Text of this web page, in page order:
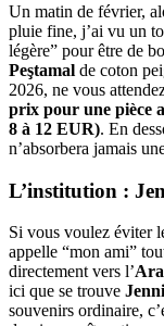
Un matin de février,
pluie fine, j’ai vu un
légère” pour être de
Peştamal de coton
2026, ne vous
prix pour une pièce
8 à 12 EUR). En
n’absorbera jamais
L’institution :
Si vous voulez éviter
appelle “mon ami”
directement vers l’
ici que se trouve
souvenirs ordinaire,